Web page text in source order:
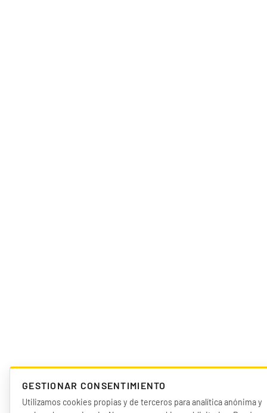
GESTIONAR CONSENTIMIENTO
Utilizamos cookies propias y de terceros para analítica anónima y